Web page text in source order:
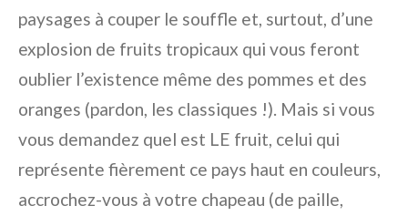
paysages à couper le souffle et, surtout, d’une
explosion de fruits tropicaux qui vous feront
oublier l’existence même des pommes et des
oranges (pardon, les classiques !). Mais si vous
vous demandez quel est LE fruit, celui qui
représente fièrement ce pays haut en couleurs,
accrochez-vous à votre chapeau (de paille,